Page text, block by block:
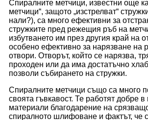
Спиралните метчици, известни още
метчици“, защото „изстрелват“
нали?), са много ефективни за
стружките пред режещия ръб на
избутването им през другия край на
особено ефективно за нарязване на
отвори. Отворът, който се нарязва,
проходен или да има достатъчно
позволи събирането на стружки.
Спиралните метчици също са много
своята гъвкавост. Те работят добре
материали благодарение на
спиралното шлифоване и фактът, че